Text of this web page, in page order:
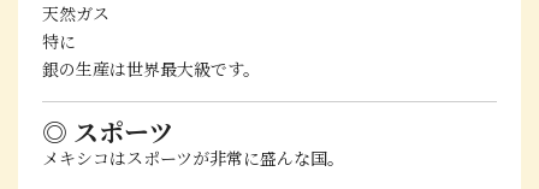
天然ガス
特に
銀の生産は世界最大級です。
◎ スポーツ
メキシコはスポーツが非常に盛んな国。